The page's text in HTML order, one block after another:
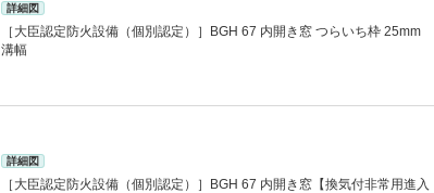
詳細図
［大臣認定防火設備（個別認定）］BGH 67 内開き窓 つらいち枠 25mm
溝幅
詳細図
［大臣認定防火設備（個別認定）］BGH 67 内開き窓【換気付非常用進入